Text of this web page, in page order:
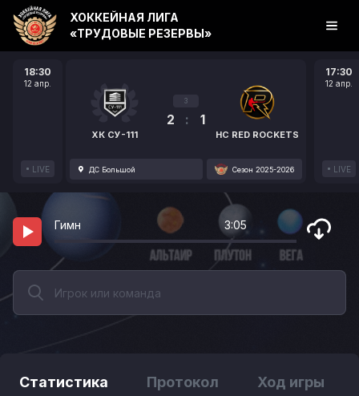
18:30
12 апр.
LIVE
ХК СУ-111
3
2 : 1
HC RED ROCKETS
ДС Большой Сезон 2025-2026
17:30
12 апр.
LIVE
ХОККЕЙНАЯ ЛИГА
«ТРУДОВЫЕ РЕЗЕРВЫ»
Гимн 3:05
Статистика Протокол Ход игры